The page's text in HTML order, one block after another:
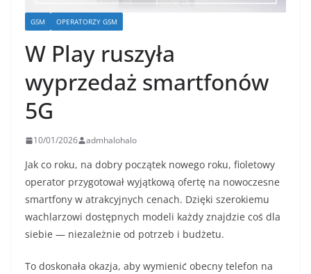
GSM OPERATORZY GSM
W Play ruszyła
wyprzedaż smartfonów
5G
10/01/2026 admhalohalo
Jak co roku, na dobry początek nowego roku, fioletowy
operator przygotował wyjątkową ofertę na nowoczesne
smartfony w atrakcyjnych cenach. Dzięki szerokiemu
wachlarzowi dostępnych modeli każdy znajdzie coś dla
siebie — niezależnie od potrzeb i budżetu.
To doskonała okazja, aby wymienić obecny telefon na